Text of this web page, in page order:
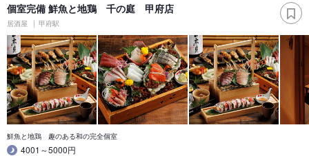
個室完備 鮮魚と地鶏 千の庭 甲府店
居酒屋 甲府駅
鮮魚と地鶏 趣のある和の完全個室
4001～5000円